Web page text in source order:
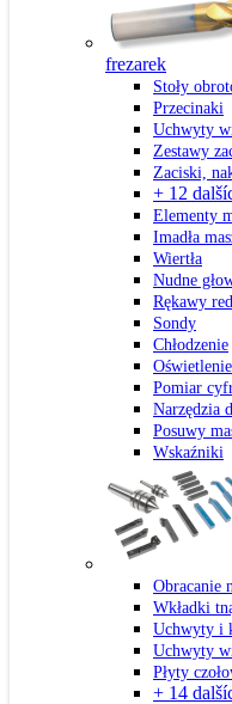
frezarek
Stoły
Przecinaki
Uchwyty
Zestawy
Zaciski,
+ 12
Elementy
Imadła
Wiertła
Nudne
Rękawy
Sondy
Chłodzenie
Oświetlenie
Pomiar
Narzędzia
Posuwy
Wskaźniki
Obracanie
Wkładki
Uchwyty i
Uchwyty
Płyty
+ 14